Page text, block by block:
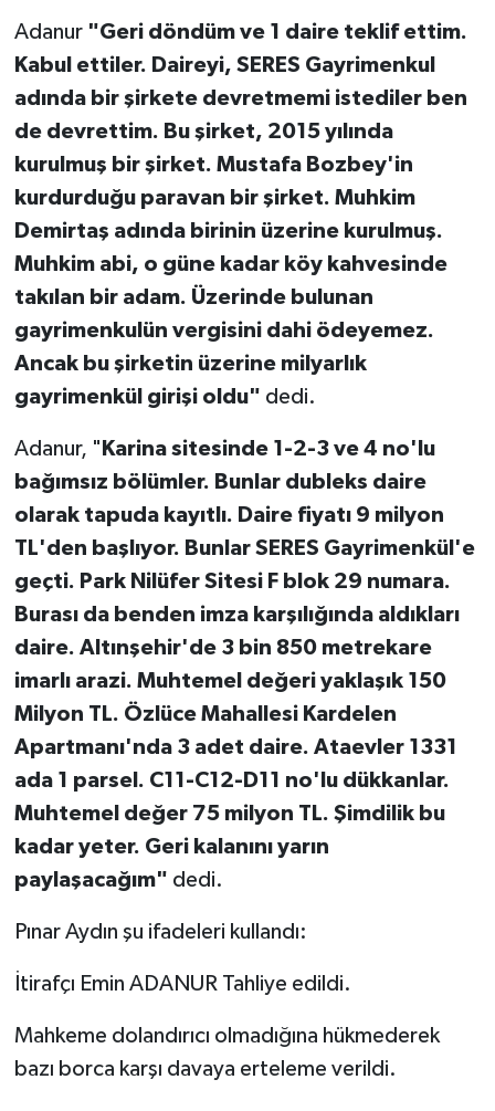
Adanur "Geri döndüm ve 1 daire teklif ettim.
Kabul ettiler. Daireyi, SERES Gayrimenkul
adında bir şirkete devretmemi istediler ben
de devrettim. Bu şirket, 2015 yılında
kurulmuş bir şirket. Mustafa Bozbey'in
kurdurduğu paravan bir şirket. Muhkim
Demirtaş adında birinin üzerine kurulmuş.
Muhkim abi, o güne kadar köy kahvesinde
takılan bir adam. Üzerinde bulunan
gayrimenkulün vergisini dahi ödeyemez.
Ancak bu şirketin üzerine milyarlık
gayrimenkül girişi oldu" dedi.
Adanur, " Karina sitesinde 1-2-3 ve 4 no'lu
bağımsız bölümler. Bunlar dubleks daire
olarak tapuda kayıtlı. Daire fiyatı 9 milyon
TL'den başlıyor. Bunlar SERES Gayrimenkül'e
geçti. Park Nilüfer Sitesi F blok 29 numara.
Burası da benden imza karşılığında aldıkları
daire. Altınşehir'de 3 bin 850 metrekare
imarlı arazi. Muhtemel değeri yaklaşık 150
Milyon TL. Özlüce Mahallesi Kardelen
Apartmanı'nda 3 adet daire. Ataevler 1331
ada 1 parsel. C11-C12-D11 no'lu dükkanlar.
Muhtemel değer 75 milyon TL. Şimdilik bu
kadar yeter. Geri kalanını yarın
paylaşacağım" dedi.
Pınar Aydın şu ifadeleri kullandı:
İtirafçı Emin ADANUR Tahliye edildi.
Mahkeme dolandırıcı olmadığına hükmederek
bazı borca karşı davaya erteleme verildi.